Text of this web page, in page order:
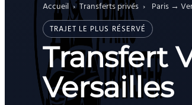
Accueil › Transferts privés › Paris →
TRAJET LE PLUS RÉSERVÉ
Transfert
Versailles